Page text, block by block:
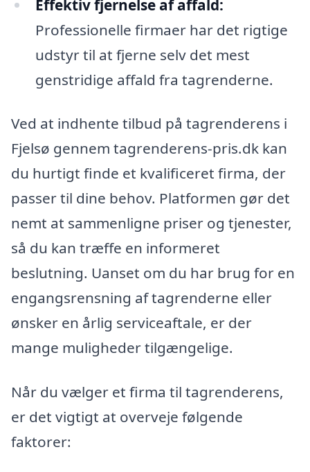
Effektiv fjernelse af affald:
Professionelle firmaer har det rigtige
udstyr til at fjerne selv det mest
genstridige affald fra tagrenderne.
Ved at indhente tilbud på tagrenderens i
Fjelsø gennem tagrenderens-pris.dk kan
du hurtigt finde et kvalificeret firma, der
passer til dine behov. Platformen gør det
nemt at sammenligne priser og tjenester,
så du kan træffe en informeret
beslutning. Uanset om du har brug for en
engangsrensning af tagrenderne eller
ønsker en årlig serviceaftale, er der
mange muligheder tilgængelige.
Når du vælger et firma til tagrenderens,
er det vigtigt at overveje følgende
faktorer: